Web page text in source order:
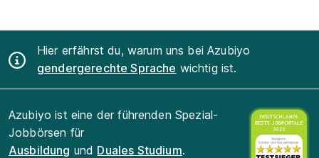
Hier erfährst du, warum uns bei Azubiyo
gendergerechte Sprache wichtig ist.
Azubiyo ist eine der führenden Spezial-
Jobbörsen für
Ausbildung und Duales Studium.